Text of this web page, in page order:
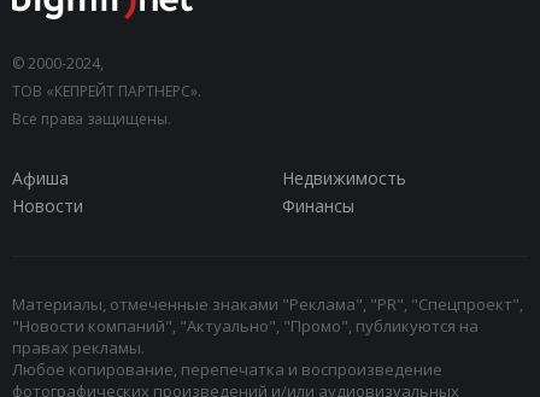
© 2000-2024,
ТОВ «КЕПРЕЙТ ПАРТНЕРС».
Все права защищены.
Афиша
Недвижимость
Новости
Финансы
Материалы, отмеченные знаками "Реклама", "PR", "Спецпроект",
"Новости компаний", "Актуально", "Промо", публикуются на
правах рекламы.
Любое копирование, перепечатка и воспроизведение
фотографических произведений и/или аудиовизуальных